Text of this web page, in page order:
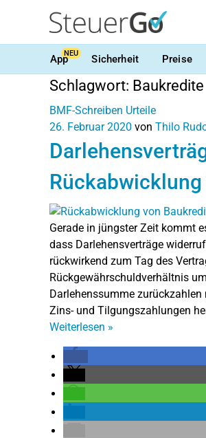
AppNEU Sicherheit Preise
Schlagwort: Baukredite
BMF-Schreiben Urteile
26. Februar 2020 von Thilo
Gerade in jüngster Zeit kommt
dass Darlehensverträge
rückwirkend zum Tag des
Rückgewährschuldverhältnis
Darlehenssumme
Zins- und Tilgungszahlungen
Weiterlesen »